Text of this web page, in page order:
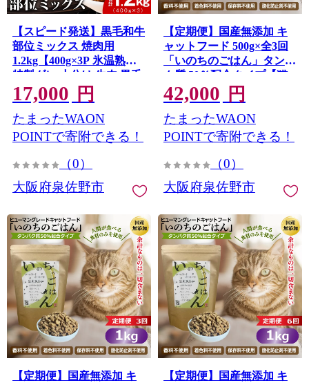
【スピード発送】黒毛和牛
部位ミックス 焼肉用
1.2kg【400g×3P 氷温熟成×
特製ダレ 小分け 牛肉 黒毛
和牛 簡単調理 訳あり】
mrz0509
17,000 円
たまったWAON
POINTで寄附できる！
（0）
大阪府泉佐野市
【定期便】国産無添加 キ
ャットフード 500g×全3回
「いのちのごはん」タンパ
ク質 50％配合タイプ【猫
ねこ ペットフード チキン
手作り ヒューマングレー
ド 国産】 099Z637
42,000 円
たまったWAON
POINTで寄附できる！
（0）
大阪府泉佐野市
【定期便】国産無添加 キ
【定期便】国産無添加 キ